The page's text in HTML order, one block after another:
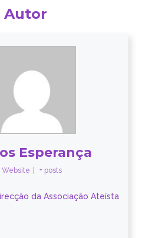
Autor
Esperança
Website + posts
da Associação Ateísta